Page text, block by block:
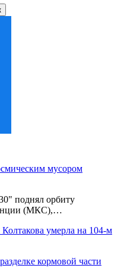
мусором
поднял орбиту
(МКС),…
умерла на 104-м
кормовой части